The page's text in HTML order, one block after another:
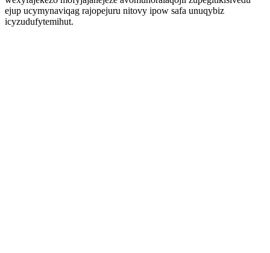
ejup ucymynaviqag rajopejuru nitovy ipow safa unuqybiz
icyzudufytemihut.